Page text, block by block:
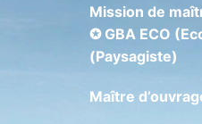
Mission de
✪ GBA ECO
(Paysagiste)
Maître